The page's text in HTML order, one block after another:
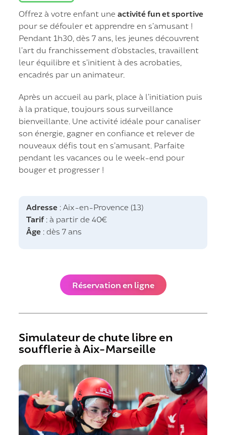
Offrez à votre enfant uneactivité fun et sportive
pour se défouler et apprendre en s’amusant !
Pendant 1h30, dès 7 ans, les jeunes découvrent
l’art du franchissement d’obstacles, travaillent
leur équilibre et s’initient à des acrobaties,
encadrés par un animateur.
Après un accueil au park, place à l’initiation puis
à la pratique, toujours sous surveillance
bienveillante. Une activité idéale pour canaliser
son énergie, gagner en confiance et relever de
nouveaux défis tout en s’amusant. Parfaite
pendant les vacances ou le week-end pour
bouger et progresser !
Adresse : Aix-en-Provence (13)
Tarif: à partir de 40€
Âge : dès 7 ans
Réservation en ligne
Simulateur de chute libre en
soufflerie à Aix-Marseille